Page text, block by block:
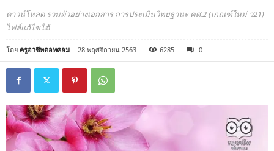
ดาวน์โหลด รวมตัวอย่างเอกสาร การประเมินวิทยฐานะ คศ.2 (เกณฑ์ใหม่ ว21)
ไฟล์แก้ไขได้
โดย ครูอาชีพดอทคอม - 28 พฤศจิกายน 2563 6285 0